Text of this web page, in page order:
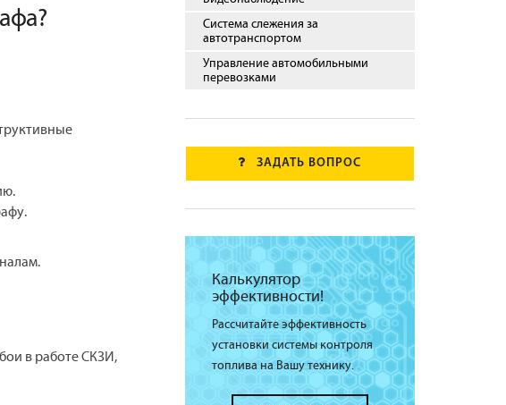
в работе СКЗИ,
Система слежения за
автотранспортом
Управление автомобильными
перевозками
ЗАДАТЬ ВОПРОС
Калькулятор
эффективности!
Рассчитайте эффективность
установки системы контроля
топлива на Вашу технику.